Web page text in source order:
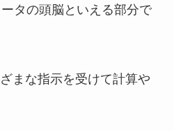
タの頭脳といえる部分で
まな指示を受けて計算や